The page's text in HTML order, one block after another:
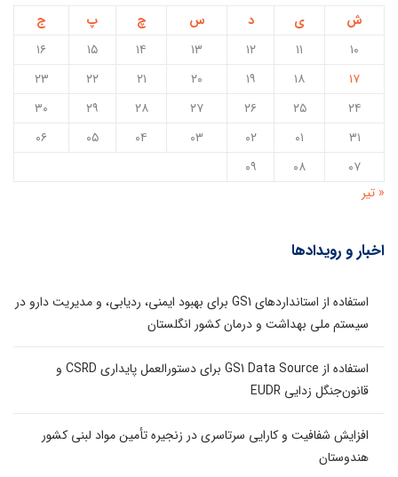
ش
ی د س چ پ
ج
۱۰
۱۱ ۱۲ ۱۳ ۱۴ ۱۵
۱۶
۱۷
۱۸ ۱۹ ۲۰ ۲۱ ۲۲
۲۳
۲۴
۲۵ ۲۶ ۲۷ ۲۸ ۲۹
۳۰
۳۱
۰۱ ۰۲ ۰۳ ۰۴ ۰۵
۰۶
۰۷
۰۸
۰۹
« تیر
اخبار و رویدادها
استفاده از استانداردهای GS1 برای بهبود ایمنی، ردیابی، و مدیریت دارو در
سیستم ملی بهداشت و درمان کشور انگلستان
استفاده از GS1 Data Source برای دستورالعمل پایداری CSRD و
قانون‌جنگل زدایی EUDR
افزایش شفافیت و کارایی سرتاسری در زنجیره تأمین مواد لبنی کشور
هندوستان